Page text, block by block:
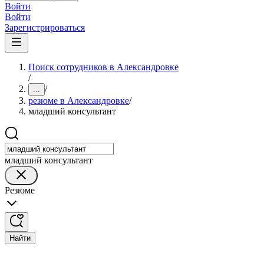
Войти
Войти
Зарегистрироваться
Поиск сотрудников в Александровке
/
... /
резюме в Александровке/
младший консультант
младший консультант
Резюме
Найти